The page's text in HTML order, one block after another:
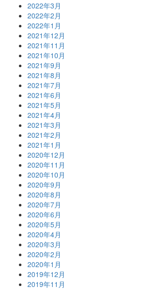
2022年3月
2022年2月
2022年1月
2021年12月
2021年11月
2021年10月
2021年9月
2021年8月
2021年7月
2021年6月
2021年5月
2021年4月
2021年3月
2021年2月
2021年1月
2020年12月
2020年11月
2020年10月
2020年9月
2020年8月
2020年7月
2020年6月
2020年5月
2020年4月
2020年3月
2020年2月
2020年1月
2019年12月
2019年11月